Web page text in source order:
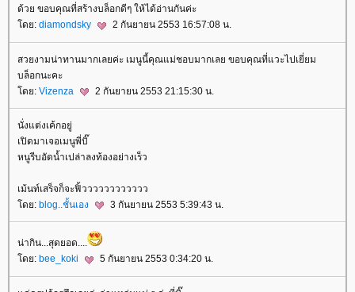
ด้วย ขอบคุณที่สร้างบล็อกดีๆ ให้ได้อ่านกันค่ะ
ดย: diamondsky 2 กันยายน 2553 16:57:08 น.
สวยงามน่าทานมากเลยค่ะ เมนูนี้คุณแม่ชอบมากเลย ขอบคุณที่แวะไปเยี่ยม
บล็อกนะคะ
ดย: Vizenza 2 กันยายน 2553 21:15:30 น.
นั่งแต่งเค้กอยู่
เปิดมาเจอเมนูพี่บิ๊
หนูรีบอัดน้ำเปล่าลงท้องอย่างเร็ว
เม้นท์เสร็จก็จะฟิ้วววววววววววว
ดย: blog..ชั้นเอง 3 กันยายน 2553 5:39:43 น.
น่ากิน...สุดยอด....
ดย: bee_koki 5 กันยายน 2553 0:34:20 น.